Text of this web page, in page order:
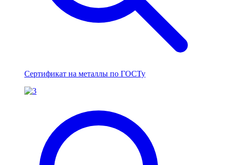
Сертификат на металлы по ГОСТу